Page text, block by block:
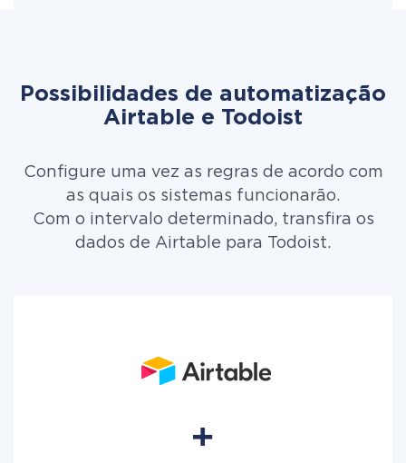
Possibilidades de automatização
Airtable e Todoist
Configure uma vez as regras de acordo com
as quais os sistemas funcionarão.
Com o intervalo determinado, transfira os
dados de Airtable para Todoist.